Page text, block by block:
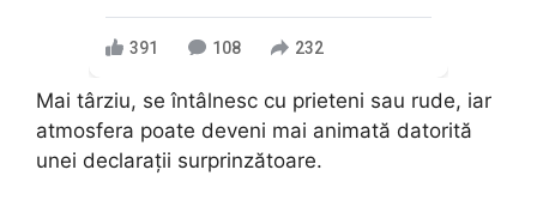
391 108 232
Mai târziu, se întâlnesc cu prieteni sau rude, iar
atmosfera poate deveni mai animată datorită
unei declarații surprinzătoare.